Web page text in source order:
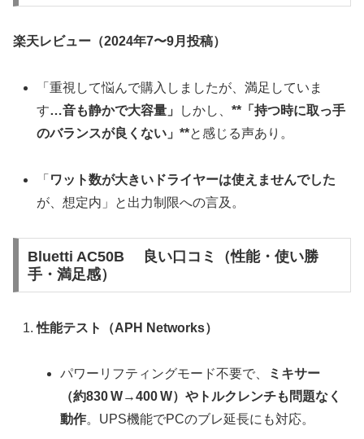
楽天レビュー（2024年7〜9月投稿）
「重視して悩んで購入しましたが、満足していま
す…音も静かで大容量」 しかし、**「持つ時に取っ手
のバランスが良くない」**と感じる声あり。
「 ワット数が大きいドライヤーは使えませんでした
が、想定内」と出力制限への言及。
Bluetti AC50B 良い口コミ（性能・使い勝
手・満足感）
性能テスト（APH Networks）
パワーリフティングモード不要で、
ミキサー
（約830 W→400 W）やトルクレンチも問題なく
動作。UPS機能でPCのブレ延長にも対応。